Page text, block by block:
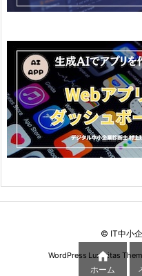
© IT中小
WordPress Luxeritas

ホーム